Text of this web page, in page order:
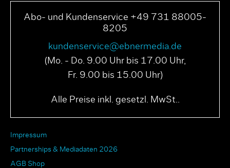
Abo- und Kundenservice +49 731 88005-
8205
kundenservice@ebnermedia.de
(Mo. - Do. 9.00 Uhr bis 17.00 Uhr,
Fr. 9.00 bis 15.00 Uhr)
Alle Preise inkl. gesetzl. MwSt..
Impressum
Partnerships & Mediadaten 2026
AGB Shop